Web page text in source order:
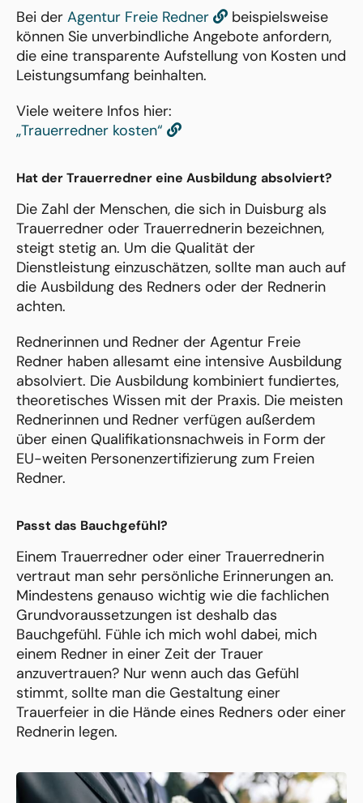
Bei der Agentur Freie Redner
beispielsweise
können Sie unverbindliche Angebote anfordern,
die eine transparente Aufstellung von Kosten und
Leistungsumfang beinhalten.
Viele weitere Infos hier:
„Trauerredner kosten“
Hat der Trauerredner eine Ausbildung absolviert?
Die Zahl der Menschen, die sich in Duisburg als
Trauerredner oder Trauerrednerin bezeichnen,
steigt stetig an. Um die Qualität der
Dienstleistung einzuschätzen, sollte man auch auf
die Ausbildung des Redners oder der Rednerin
achten.
Rednerinnen und Redner der Agentur Freie
Redner haben allesamt eine intensive Ausbildung
absolviert. Die Ausbildung kombiniert fundiertes,
theoretisches Wissen mit der Praxis. Die meisten
Rednerinnen und Redner verfügen außerdem
über einen Qualifikationsnachweis in Form der
EU-weiten Personenzertifizierung zum Freien
Redner.
Passt das Bauchgefühl?
Einem Trauerredner oder einer Trauerrednerin
vertraut man sehr persönliche Erinnerungen an.
Mindestens genauso wichtig wie die fachlichen
Grundvoraussetzungen ist deshalb das
Bauchgefühl. Fühle ich mich wohl dabei, mich
einem Redner in einer Zeit der Trauer
anzuvertrauen? Nur wenn auch das Gefühl
stimmt, sollte man die Gestaltung einer
Trauerfeier in die Hände eines Redners oder einer
Rednerin legen.